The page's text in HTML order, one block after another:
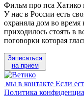
Фильм про пса Хатико
У нас в России есть
охраняла дом во время
приходилось стоять в
поговорки которая
Записаться
на прием
мы в контакте Если
Политика